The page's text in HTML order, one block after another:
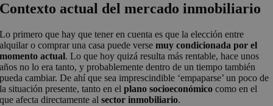
Contexto actual del mercado inmobiliario
Lo primero que hay que tener en cuenta es que la elección entre
alquilar o comprar una casa puede versemuy condicionada por el
momento actual. Lo que hoy quizá resulta más rentable, hace unos
años no lo era tanto, y probablemente dentro de un tiempo también
pueda cambiar. De ahí que sea imprescindible ‘empaparse’ un poco de
la situación presente, tanto en elplano socioeconómico como en el
que afecta directamente alsector inmobiliario.